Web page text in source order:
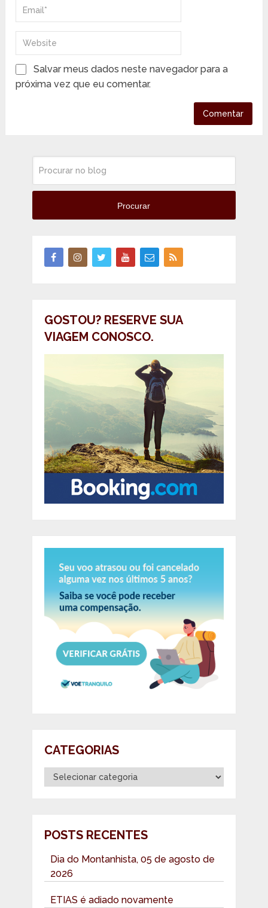
Salvar meus dados neste navegador para a
próxima vez que eu comentar.
Procurar
GOSTOU? RESERVE SUA
VIAGEM CONOSCO.
CATEGORIAS
Categorias
POSTS RECENTES
Dia do Montanhista, 05 de agosto de
2026
ETIAS é adiado novamente